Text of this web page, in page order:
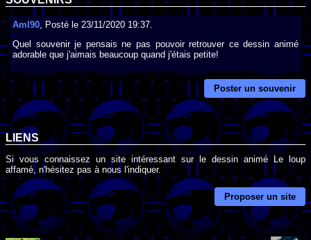
Aml90 , Posté le 23/11/2020 19:37.
Quel souvenir je pensais ne pas pouvoir retrouver ce dessin animé
adorable que j'aimais beaucoup quand j'étais petite!
Poster un souvenir
LIENS
Si vous connaissez un site intéressant sur le dessin animé Le loup
affamé, n'hésitez pas à nous l'indiquer.
Proposer un site